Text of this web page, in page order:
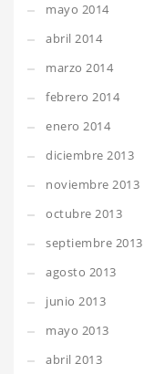
mayo 2014
abril 2014
marzo 2014
febrero 2014
enero 2014
diciembre 2013
noviembre 2013
octubre 2013
septiembre 2013
agosto 2013
junio 2013
mayo 2013
abril 2013